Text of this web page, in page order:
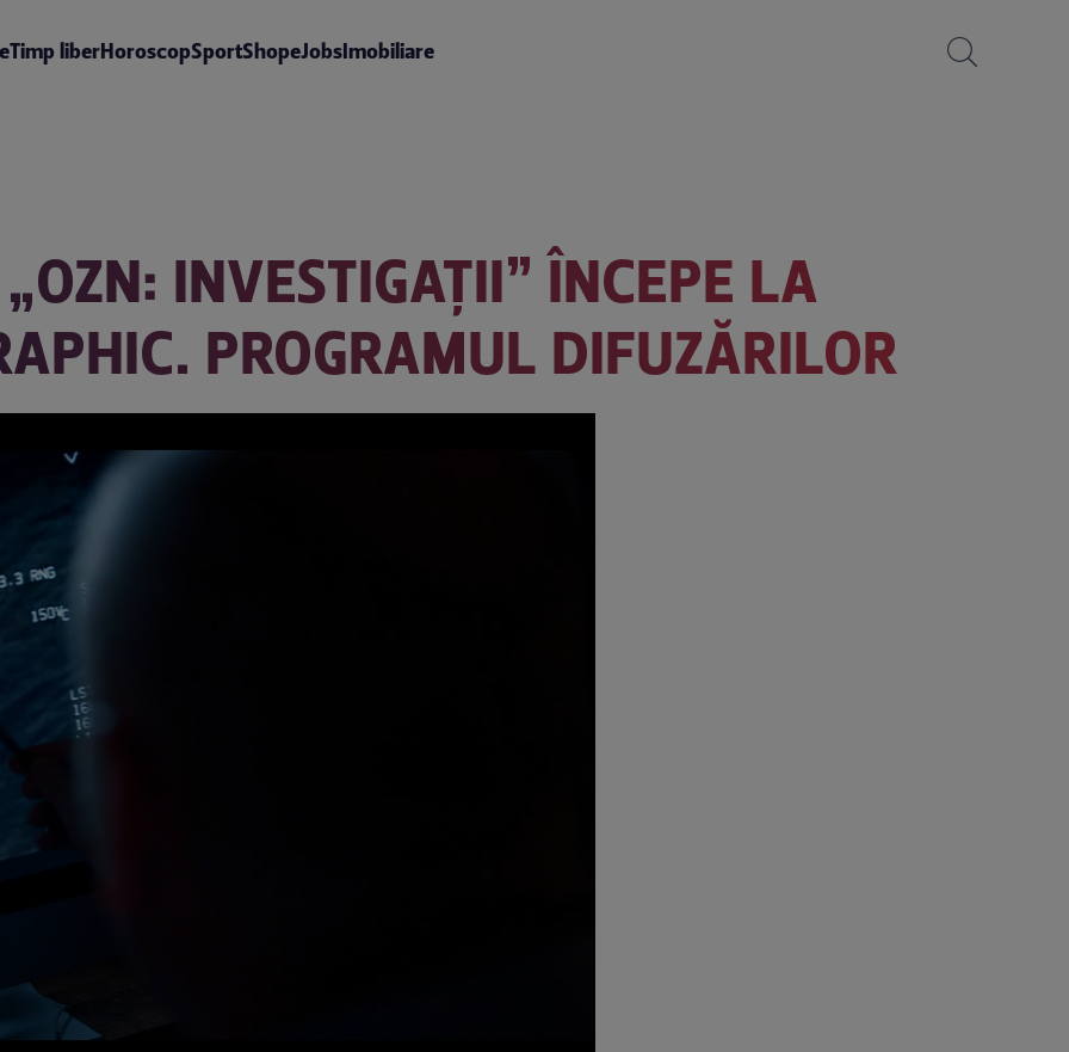
Timp liberHoroscopSportShopeJobsImobiliare
INVESTIGAȚII” ÎNCEPE LA
PROGRAMUL DIFUZĂRILOR